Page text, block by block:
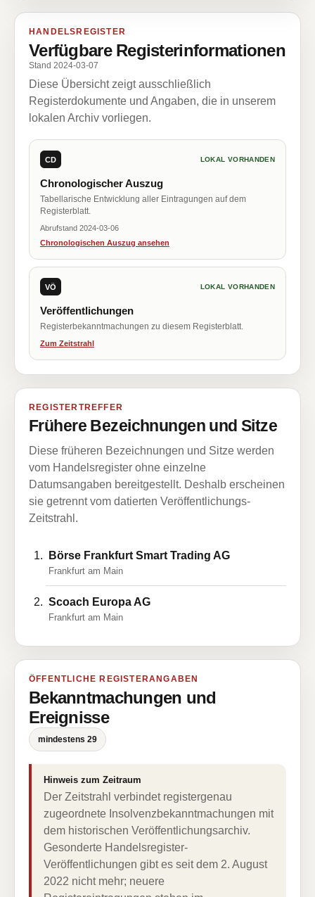
HANDELSREGISTER
Verfügbare Registerinformationen
Stand 2024-03-07
Diese Übersicht zeigt ausschließlich
Registerdokumente und Angaben, die in unserem
lokalen Archiv vorliegen.
CD LOKAL VORHANDEN
Chronologischer Auszug
Tabellarische Entwicklung aller Eintragungen auf dem
Registerblatt.
Abrufstand 2024-03-06
Chronologischen Auszug ansehen
VÖ LOKAL VORHANDEN
Veröffentlichungen
Registerbekanntmachungen zu diesem Registerblatt.
Zum Zeitstrahl
REGISTERTREFFER
Frühere Bezeichnungen und Sitze
Diese früheren Bezeichnungen und Sitze werden
vom Handelsregister ohne einzelne
Datumsangaben bereitgestellt. Deshalb erscheinen
sie getrennt vom datierten Veröffentlichungs-
Zeitstrahl.
Börse Frankfurt Smart Trading AG
Frankfurt am Main
Scoach Europa AG
Frankfurt am Main
ÖFFENTLICHE REGISTERANGABEN
Bekanntmachungen und
Ereignisse
mindestens 29
Hinweis zum Zeitraum
Der Zeitstrahl verbindet registergenau
zugeordnete Insolvenzbekanntmachungen mit
dem historischen Veröffentlichungsarchiv.
Gesonderte Handelsregister-
Veröffentlichungen gibt es seit dem 2. August
2022 nicht mehr; neuere